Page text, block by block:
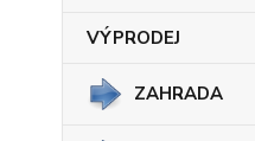
VÝPRODEJ
ZAHRADA